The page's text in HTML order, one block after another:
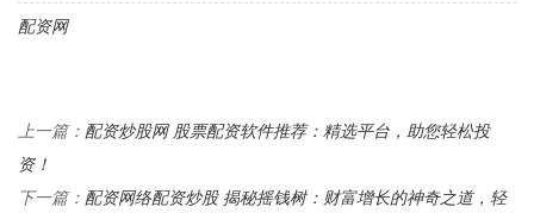
配资网
上一篇： 配资炒股网 股票配资软件推荐：精选平台，助您轻松投
资！
下一篇： 配资网络配资炒股 揭秘摇钱树：财富增长的神奇之道，轻